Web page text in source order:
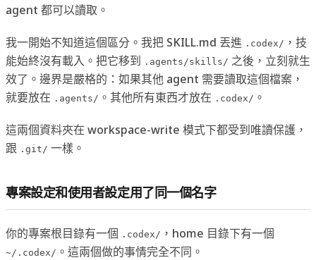
agent 都可以讀取。
我一開始不知道這個區分。我把 SKILL.md 丟進 .codex/ ，技
能始終沒有載入。把它移到 .agents/skills/ 之後，立刻就生
效了。邊界是嚴格的：如果其他 agent 需要讀取這個檔案，
就要放在 .agents/ 。其他所有東西才放在 .codex/ 。
這兩個資料夾在 workspace-write 模式下都受到唯讀保護，
跟 .git/ 一樣。
專案設定和使用者設定用了同一個名字
你的專案根目錄有一個 .codex/ ，home 目錄下有一個
~/.codex/ 。這兩個做的事情完全不同。